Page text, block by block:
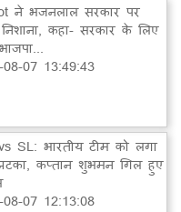
ने भजनलाल सरकार पर
कहा- सरकार के लिए
08-07 13:49:43
SL: भारतीय टीम को लगा
कप्तान शुभमन गिल हुए
08-07 12:13:08